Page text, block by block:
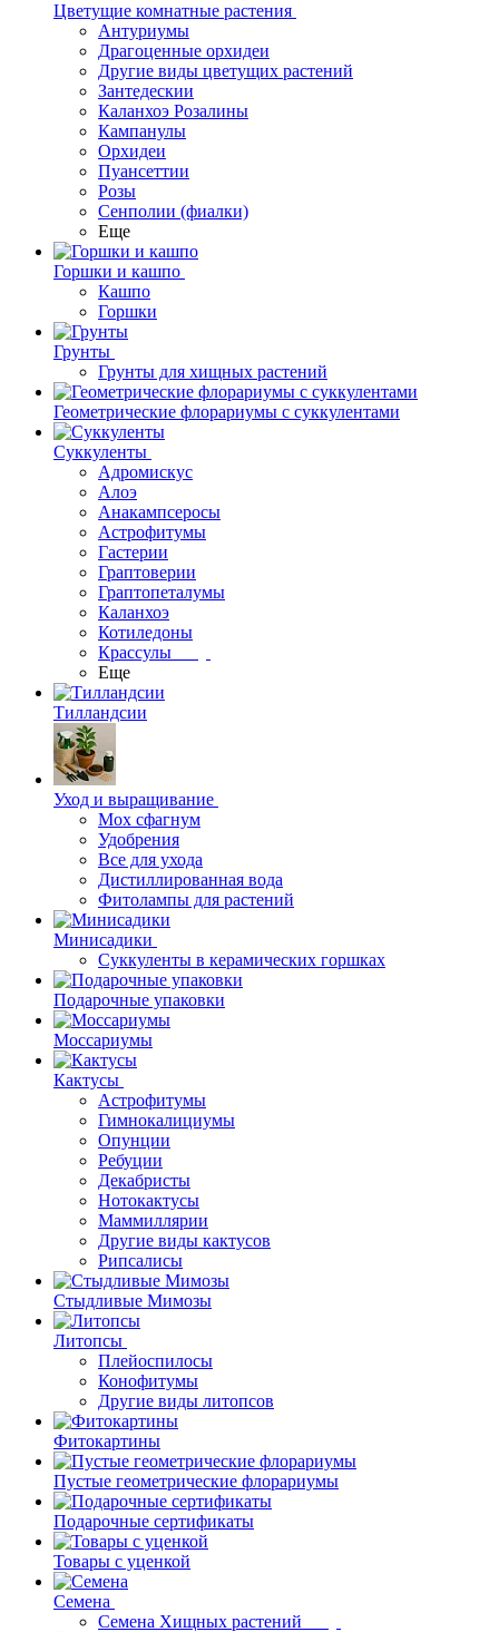
Цветущие комнатные растения
Антуриумы
Драгоценные орхидеи
Другие виды цветущих растений
Зантедескии
Каланхоэ Розалины
Кампанулы
Орхидеи
Пуансеттии
Розы
Сенполии (фиалки)
Еще
Горшки и кашпо
Кашпо
Горшки
Грунты
Грунты для хищных растений
Геометрические флорариумы с суккулентами
Суккуленты
Адромискус
Алоэ
Анакампсеросы
Астрофитумы
Гастерии
Граптоверии
Граптопеталумы
Каланхоэ
Котиледоны
Крассулы
Еще
Тилландсии
Уход и выращивание
Мох сфагнум
Удобрения
Все для ухода
Дистиллированная вода
Фитолампы для растений
Минисадики
Суккуленты в керамических горшках
Подарочные упаковки
Моссариумы
Кактусы
Астрофитумы
Гимнокалициумы
Опунции
Ребуции
Декабристы
Нотокактусы
Маммиллярии
Другие виды кактусов
Рипсалисы
Стыдливые Мимозы
Литопсы
Плейоспилосы
Конофитумы
Другие виды литопсов
Фитокартины
Пустые геометрические флорариумы
Подарочные сертификаты
Товары с уценкой
Семена
Семена Хищных растений